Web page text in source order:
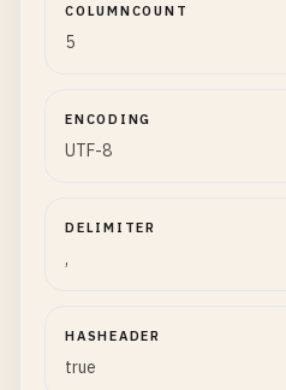
COLUMNCOUNT
5
ENCODING
UTF-8
DELIMITER
,
HASHEADER
true